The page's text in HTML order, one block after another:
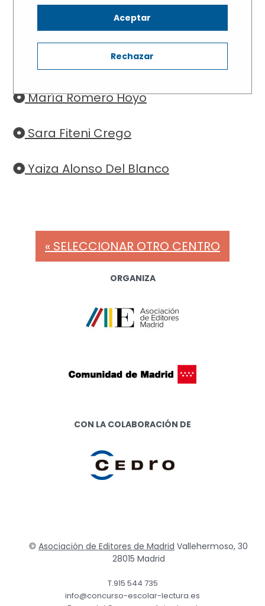
Jorge García Macías
María Egido García
María Romero Hoyo
Sara Fiteni Crego
Yaiza Alonso Del Blanco
« SELECCIONAR OTRO CENTRO
ORGANIZA
CON LA COLABORACIÓN DE
© Asociación de Editores de Madrid Vallehermoso, 30
28015 Madrid
T.915 544 735
info@concurso-escolar-lectura.es
Aceptar
Rechazar